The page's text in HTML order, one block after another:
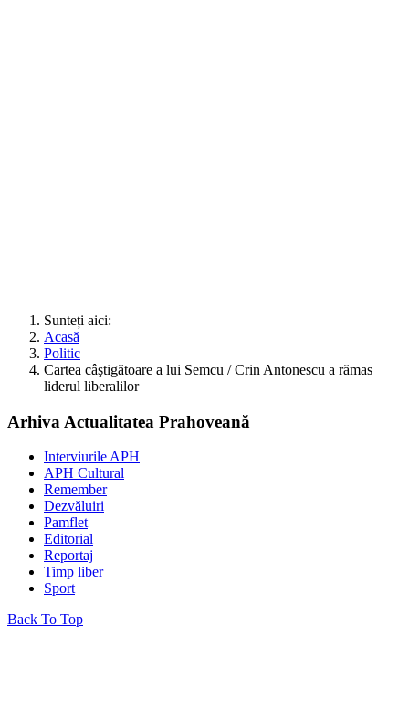
Sunteți aici:
Acasă
Politic
Cartea câştigătoare a lui Semcu / Crin Antonescu a rămas
liderul liberalilor
Arhiva Actualitatea Prahoveană
Interviurile APH
APH Cultural
Remember
Dezvăluiri
Pamflet
Editorial
Reportaj
Timp liber
Sport
Back To Top